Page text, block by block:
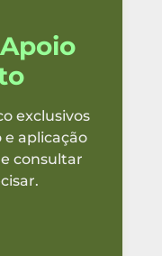
exclusivos
aplicação
consultar